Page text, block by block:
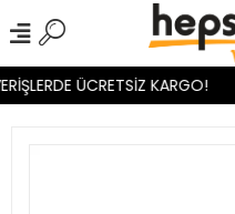
ÜCRETSİZ KARGO!